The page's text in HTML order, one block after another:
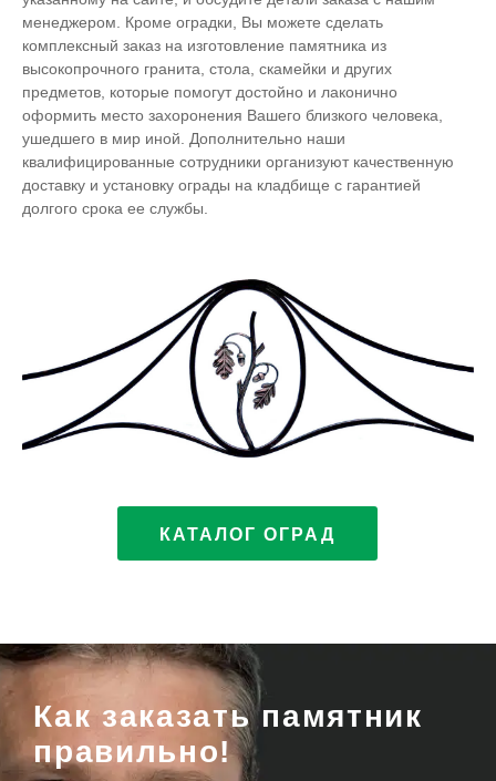
менеджером. Кроме оградки, Вы можете сделать
комплексный заказ на изготовление памятника из
высокопрочного гранита, стола, скамейки и других
предметов, которые помогут достойно и лаконично
оформить место захоронения Вашего близкого человека,
ушедшего в мир иной. Дополнительно наши
квалифицированные сотрудники организуют качественную
доставку и установку ограды на кладбище с гарантией
долгого срока ее службы.
КАТАЛОГ ОГРАД
Как заказать памятник
правильно!